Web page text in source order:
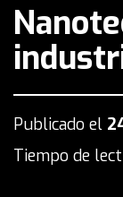
Publicado el
Tiempo de